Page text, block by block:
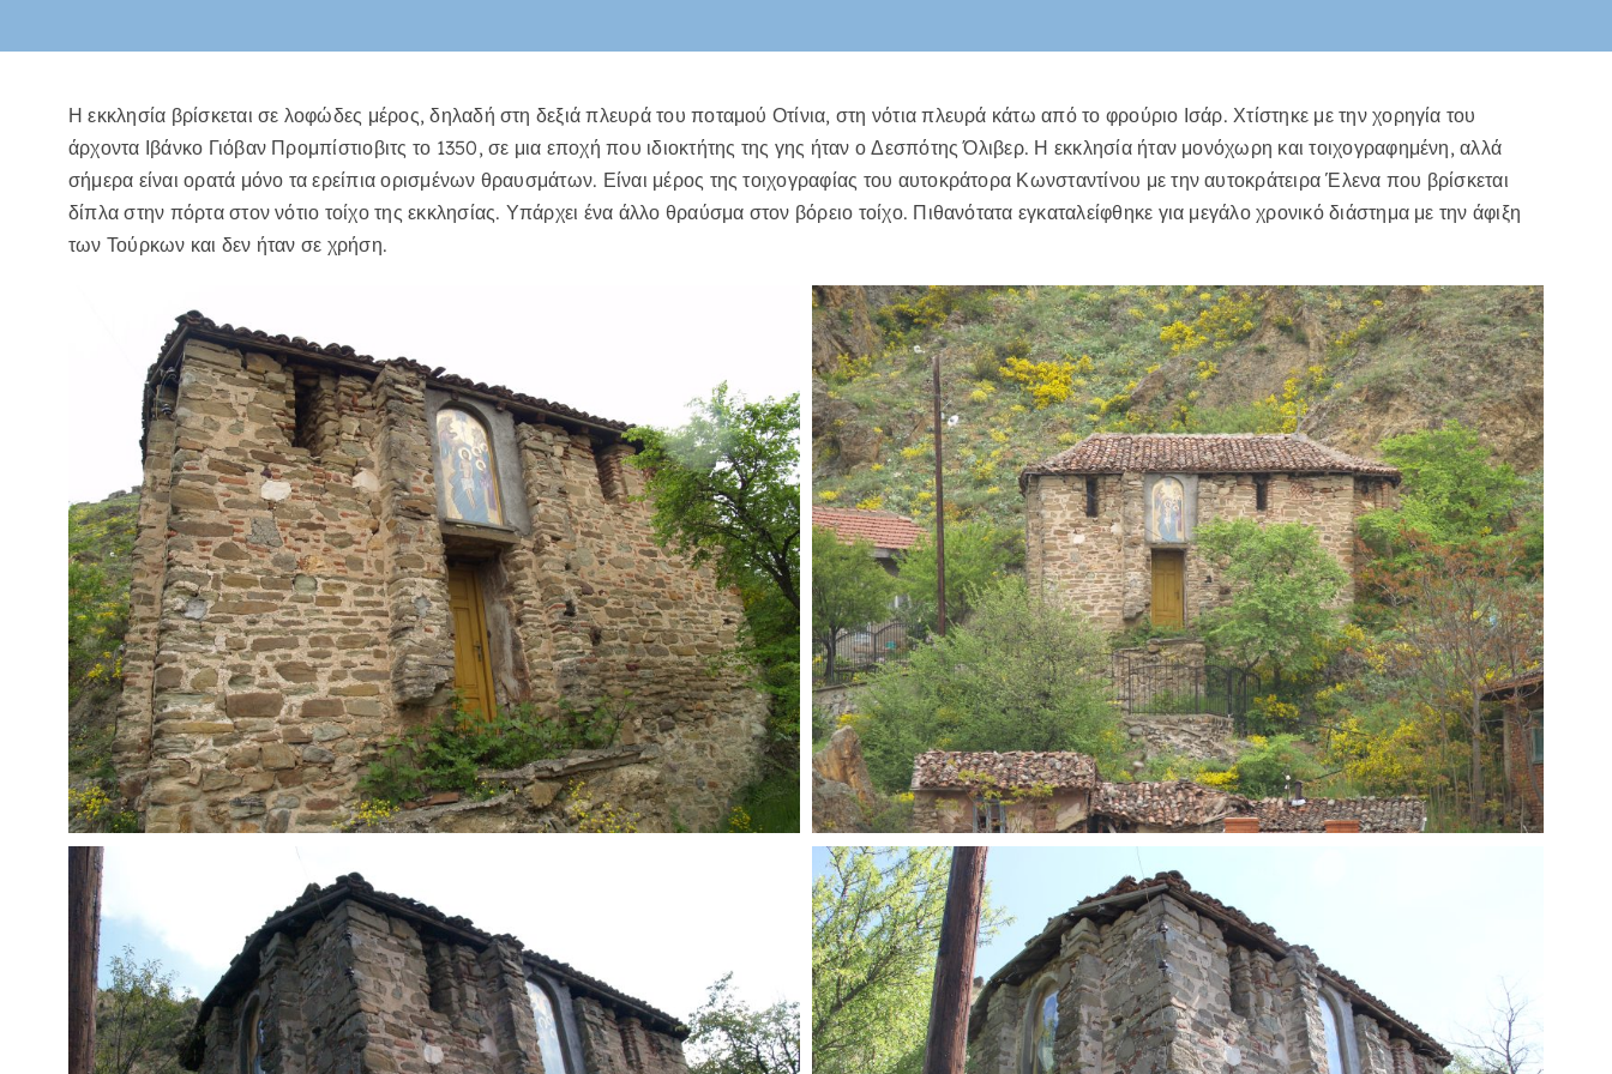
Η εκκλησία βρίσκεται σε λοφώδες μέρος, δηλαδή στη δεξιά πλευρά του ποταμού Οτίνια, στη νότια πλευρά κάτω από το φρούριο Ισάρ. Χτίστηκε με την χορηγία του
άρχοντα Ιβάνκο Γιόβαν Προμπίστιοβιτς το 1350, σε μια εποχή που ιδιοκτήτης της γης ήταν ο Δεσπότης Όλιβερ. Η εκκλησία ήταν μονόχωρη και τοιχογραφημένη, αλλά
σήμερα είναι ορατά μόνο τα ερείπια ορισμένων θραυσμάτων. Είναι μέρος της τοιχογραφίας του αυτοκράτορα Κωνσταντίνου με την αυτοκράτειρα Έλενα που βρίσκεται
δίπλα στην πόρτα στον νότιο τοίχο της εκκλησίας. Υπάρχει ένα άλλο θραύσμα στον βόρειο τοίχο. Πιθανότατα εγκαταλείφθηκε για μεγάλο χρονικό διάστημα με την άφιξη
των Τούρκων και δεν ήταν σε χρήση.